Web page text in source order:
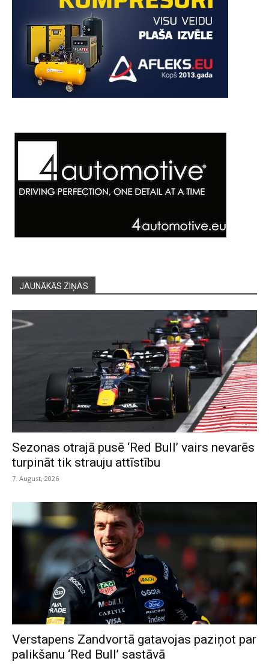
JAUNĀKĀS ZIŅAS
Sezonas otrajā pusē ‘Red Bull’ vairs nevarēs
turpināt tik strauju attīstību
7. August, 2026
Verstapens Zandvortā gatavojas paziņot par
palikšanu ‘Red Bull’ sastāvā